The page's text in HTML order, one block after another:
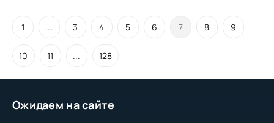
Ожидаем на сайте
1 ... 3 4 5 6 7 8 9
10 11 ... 128